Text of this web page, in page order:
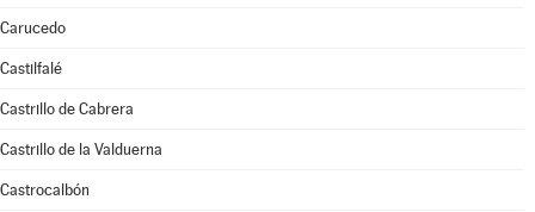
Carucedo
Castilfalé
Castrillo de Cabrera
Castrillo de la Valduerna
Castrocalbón